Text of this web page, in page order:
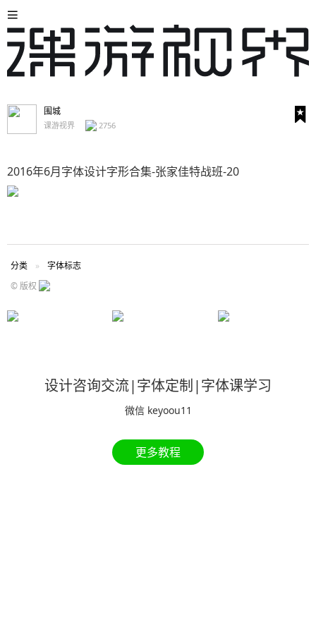
围城
课游视界 2756
2016年6月字体设计字形合集-张家佳特战班-20
分类
字体标志
© 版权
设计咨询交流|字体定制|字体课学习
微信 keyoou11
更多教程